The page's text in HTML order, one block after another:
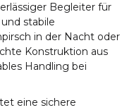
Begleiter für
stabile
in der Nacht oder
Konstruktion aus
Handling bei
eine sichere